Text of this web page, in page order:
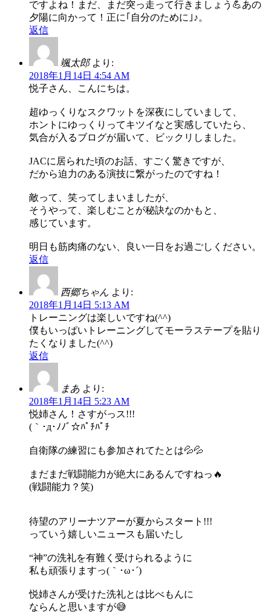
ですよね！まだ、まだ突っ走って行きましょう💪あの
夕陽に向かって！正に｢自分のために｣♪。
返信
颯太郎 より:
2018年1月14日 4:54 AM
悦子さん、こんにちは。
超ゆっくりなスクワットを深夜にしていまして、
ホントにゆっくりってキツイなと実感していたら、
気合が入るブログが届いて、ビックリしました。
JACに居られた頃のお話、すごく驚きですが、
だから迫力のある演技に繋がったのですね！
敵って、笑ってしまいましたが、
そうやって、楽しむことが秘訣なのかもと、
感じています。
明日も筋肉痛のない、良い一日をお過ごしください。
返信
西郷ちゃん より:
2018年1月14日 5:13 AM
トレーニングは楽しいですね(^^)
僕もいっぱいトレーニングしてモーラステープを貼り
たくなりました(^^)
返信
まあ より:
2018年1月14日 5:23 AM
悦姉さん！さすがっス!!!
(｀･д･ﾉﾉﾞ☆ﾊﾟﾁﾊﾟﾁ
自衛隊の練習にも参加されてたとは💦💦
まだまだ戦闘能力が絶大にあるんですねっ🔥
(戦闘能力？笑)
待望のアリーナツアーが夏からスタート!!!
っていう嬉しいニュースも届いたし
“神”の洗礼を有難く受けられるように
私も頑張りますっ(｀･ω･´)ゞ
悦姉さんが受けた洗礼とは比べもんに
ならんと思いますが😅